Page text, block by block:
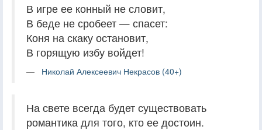
В игре ее конный не словит,
В беде не сробеет — спасет:
Коня на скаку остановит,
В горящую избу войдет!
Николай Алексеевич Некрасов (40+)
На свете всегда будет существовать
романтика для того, кто ее достоин.